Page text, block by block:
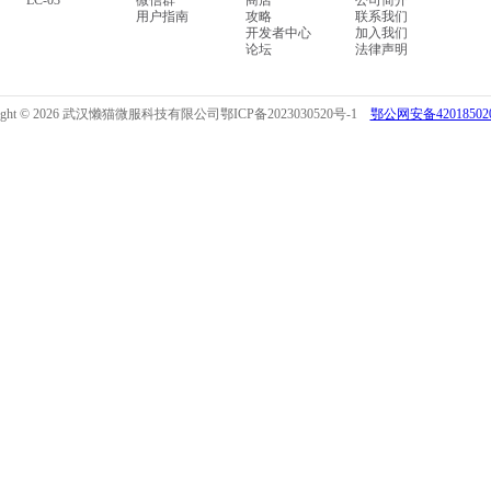
用户指南
攻略
开发者中心
论坛
联系我们
加入我们
法律声明
© 2026 武汉懒猫微服科技有限公司鄂ICP备2023030520号-1 鄂公网安备